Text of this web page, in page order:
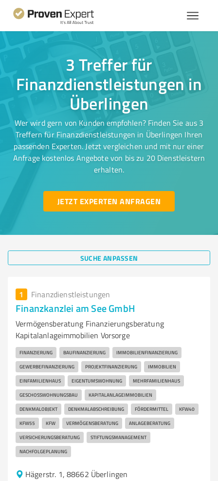
3 Treffer für
Finanzdienstleistungen in
Überlingen
Wer wird gern von Kunden empfohlen? Finden Sie aus 3
Treffern für Finanzdienstleistungen in Überlingen Ihren
passenden Experten. Jetzt vergleichen und mit nur einer
Anfrage kostenlos Angebote von bis zu 20 Dienstleistern
erhalten.
JETZT EXPERTEN ANFRAGEN
SUCHE ANPASSEN
1 Finanzdienstleistungen
Finanzkanzlei am See GmbH
Vermögensberatung Finanzierungsberatung
Kapitalanlageimmobilien Vorsorge
FINANZIERUNG BAUFINANZIERUNG IMMOBILIENFINANZIERUNG
GEWERBEFINANZIERUNG PROJEKTFINANZIERUNG IMMOBILIEN
EINFAMILIENHAUS EIGENTUMSWOHNUNG MEHRFAMILIENHAUS
GESCHOSSWOHNUNGSBAU KAPITALANLAGEIMMOBILIEN
DENKMALOBJEKT DENKMALABSCHREIBUNG FÖRDERMITTEL KFW40
KFW55 KFW VERMÖGENSBERATUNG ANLAGEBERATUNG
VERSICHERUNGSBERATUNG STIFTUNGSMANAGEMENT
NACHFOLGEPLANUNG
Hägerstr. 1, 88662 Überlingen